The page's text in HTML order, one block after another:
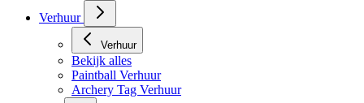
Verhuur
Verhuur
Bekijk alles
Paintball Verhuur
Archery Tag Verhuur